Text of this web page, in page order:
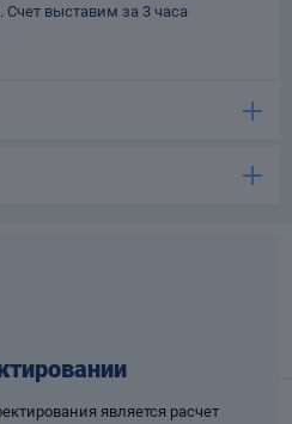
Счет выставим за 3 часа
является расчет